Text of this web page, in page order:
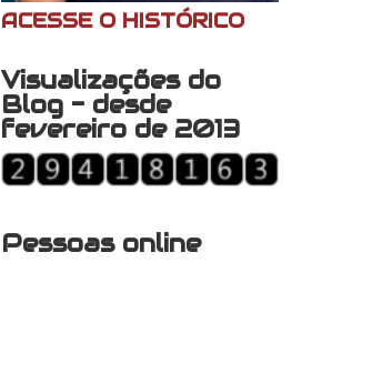
ACESSE O HISTÓRICO
Visualizações do
Blog - desde
fevereiro de 2013
Pessoas online